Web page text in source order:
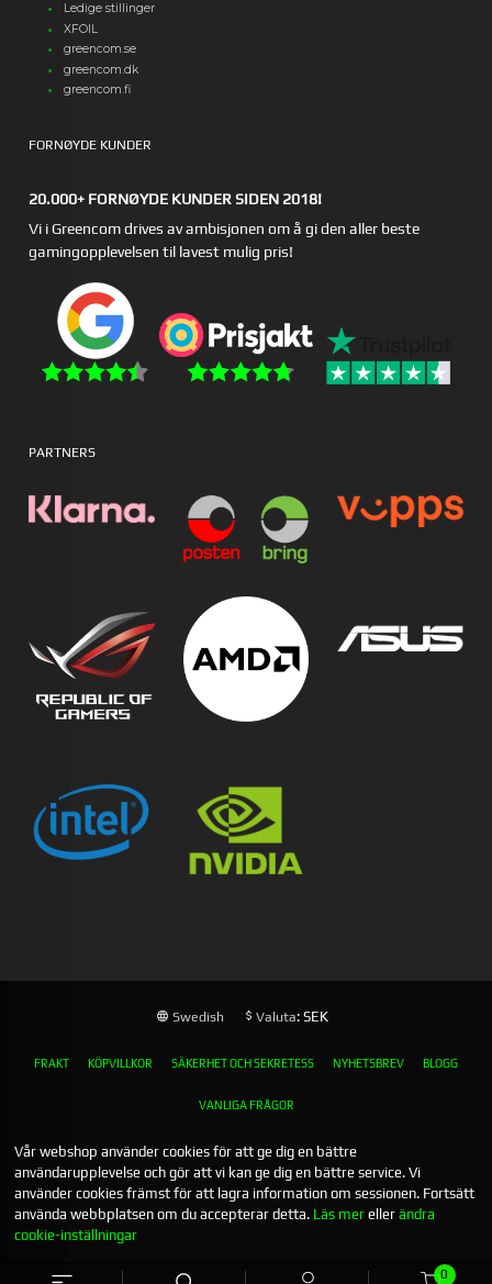
0
Ledige stillinger
XFOIL
greencom.se
greencom.dk
greencom.fi
FORNØYDE KUNDER
20.000+ FORNØYDE KUNDER SIDEN 2018!
Vi i Greencom drives av ambisjonen om å gi den aller beste
gamingopplevelsen til lavest mulig pris!
PARTNERS
Swedish Valuta: SEK
FRAKT KÖPVILLKOR SÄKERHET OCH SEKRETESS NYHETSBREV BLOGG
VANLIGA FRÅGOR
Vår webshop använder cookies för att ge dig en bättre
användarupplevelse och gör att vi kan ge dig en bättre service. Vi
använder cookies främst för att lagra information om sessionen. Fortsätt
använda webbplatsen om du accepterar detta. Läs mer ellerändra
cookie-inställningar